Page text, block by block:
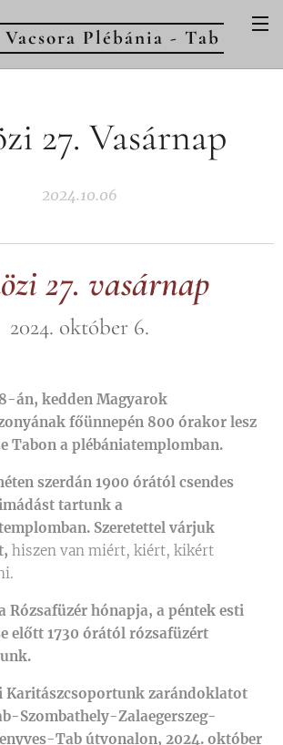
Plébánia - Tab
27. Vasárnap
2024.10.06
27. vasárnap
2024. október 6.
án, kedden Magyarok
főünnepén 800 órakor lesz
Tabon a plébániatemplomban.
szerdán 1900 órától csendes
tartunk a
Szeretettel várjuk
hiszen van miért, kiért, kikért
Rózsafüzér hónapja, a péntek esti
előtt 1730 órától rózsafüzért
Karitászcsoportunk zarándoklatot
Szombathely-Zalaegerszeg-
Tab útvonalon, 2024. október